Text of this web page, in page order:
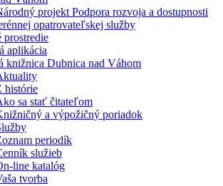
projekt Podpora rozvoja a dostupnosti
opatrovateľskej služby
prostredie
aplikácia
knižnica Dubnica nad Váhom
histórie
sa stať čitateľom
a výpožičný poriadok
periodík
služieb
line katalóg
tvorba